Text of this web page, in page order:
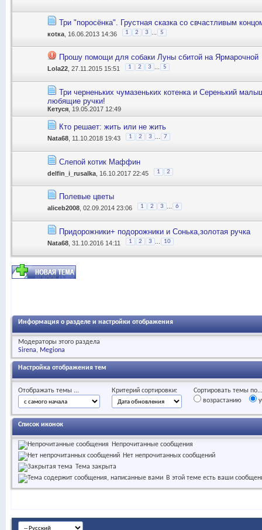
Три "поросёнка". Грустная сказка со свчастливым
коtка , 16.06.2013 14:36 1 2 3 5
Прошу помощи для собаки Луны сбитой на Ярмарочной
Lola22 , 27.11.2015 15:51 1 2 3 5
Три черненьких чумазеньких котенка и Серенький
любящие ручки!
Кетуся , 19.05.2017 12:49
Кто решает: жить или не жить
Nata68 , 11.10.2018 19:43 1 2 3 7
Слепой котик Маффин
delfin_i_rusalka , 16.10.2017 22:45 1 2
Полевые цветы
aliceb2008 , 02.09.2014 23:06 1 2 3 6
Придорожники+ подорожники и Сонька,золотая ручка
Nata68 , 31.10.2016 14:11 1 2 3 10
Информация о разделе и настройки отображения
Модераторы этого раздела
Sirena
Megiona
Настройка отображения тем
Отображать темы ... Критерий сортировки:
Сортировать темы по...
возрастанию
Список иконок
Непрочитанные сообщения
Нет непрочитанных сообщений
Тема закрыта
В этой теме есть ваши